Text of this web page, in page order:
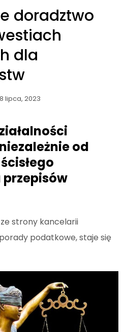
doradztwo
dla
lipca, 2023
od
strony kancelarii
podatkowe, staje się